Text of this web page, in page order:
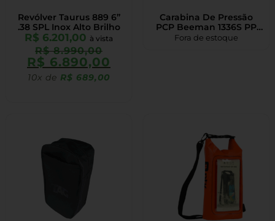
Revólver Taurus 889 6”
.38 SPL Inox Alto Brilho
R$ 6.201,00 à vista
R$8.990,00
R$ 6.890,00
10x de R$ 689,00
Carabina De Pressão
PCP Beeman 1336S PP
5.5mm
Fora de estoque